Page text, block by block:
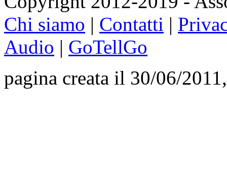
Chi siamo | Contatti |
Audio | GoTellGo
pagina creata il 30/06/